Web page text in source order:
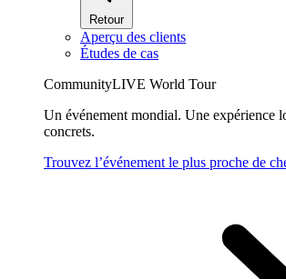
Retour
Aperçu des clients
Études de cas
CommunityLIVE World Tour
Un événement mondial. Une expérience
concrets.
Trouvez l’événement le plus proche de